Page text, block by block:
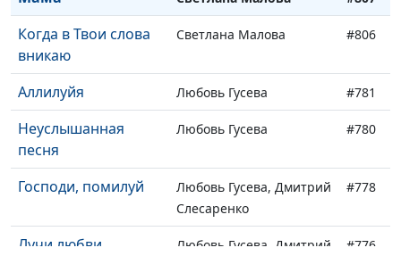
Когда в Твои слова
вникаю
Светлана Малова #806
Аллилуйя Любовь Гусева #781
Неуслышанная
песня
Любовь Гусева #780
Господи, помилуй
Любовь Гусева, Дмитрий
Слесаренко
#778
Лучи любви
Любовь Гусева, Дмитрий
#776